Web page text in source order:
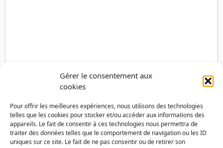
Gérer le consentement aux
cookies
Pour offrir les meilleures expériences, nous utilisons des technologies
telles que les cookies pour stocker et/ou accéder aux informations des
appareils. Le fait de consentir à ces technologies nous permettra de
traiter des données telles que le comportement de navigation ou les ID
uniques sur ce site. Le fait de ne pas consentir ou de retirer son